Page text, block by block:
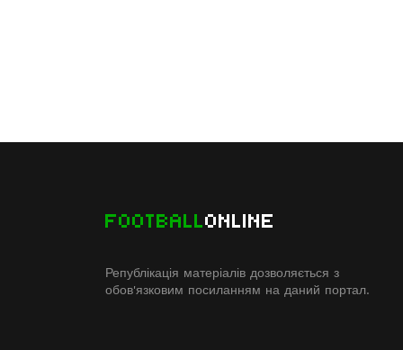
FOOTBALLONLINE
Републікація матеріалів дозволяється з
обов'язковим посиланням на даний портал.